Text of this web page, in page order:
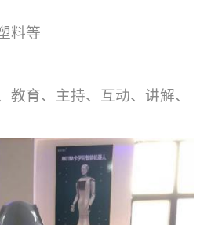
料等
教育、主持、互动、讲解、